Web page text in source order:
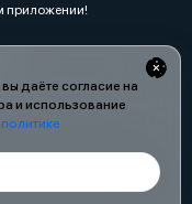
даёте согласие на
и использование
политике
приложении!